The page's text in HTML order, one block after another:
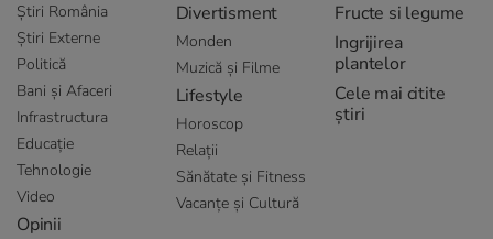
Știri România
Știri Externe
Politică
Bani și Afaceri
Infrastructura
Educație
Tehnologie
Video
Opinii
Divertisment
Monden
Muzică și Filme
Lifestyle
Horoscop
Relații
Sănătate și Fitness
Vacanțe și Cultură
Fructe si legume
Ingrijirea
plantelor
Cele mai citite
știri